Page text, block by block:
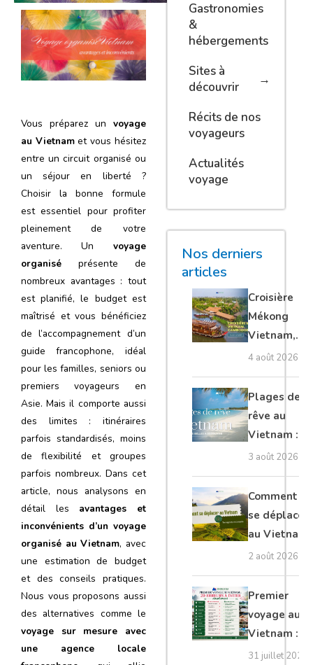
Vous préparez un voyage
au Vietnamet vous hésitez
entre un circuit organisé ou
un séjour en liberté ?
Choisir la bonne formule
est essentiel pour profiter
pleinement de votre
aventure. Un voyage
organisé présente de
nombreux avantages : tout
est planifié, le budget est
maîtrisé et vous bénéficiez
de l’accompagnement d’un
guide francophone, idéal
pour les familles, seniors ou
premiers voyageurs en
Asie. Mais il comporte aussi
des limites : itinéraires
parfois standardisés, moins
de flexibilité et groupes
parfois nombreux. Dans cet
article, nous analysons en
détail les avantages et
inconvénients d’un voyage
organisé au Vietnam, avec
une estimation de budget
et des conseils pratiques.
Nous vous proposons aussi
des alternatives comme le
voyage sur mesure avec
une agence locale
Gastronomies
&
hébergements
Sites à
découvrir
Récits de nos
voyageurs
Actualités
voyage
Nos derniers
articles
Croisière
Mékong
Vietnam,
Cambodge
et Laos :
guide
complet
4 août 2026
Plages de
rêve au
Vietnam :
les plus
belles à
découvrir
3 août 2026
Comment
se déplacer
au Vietnam
: transports
et conseils
2 août 2026
Premier
voyage au
Vietnam :
20 erreurs à
31 juillet 2026